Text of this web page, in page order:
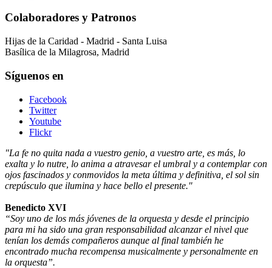
Colaboradores y Patronos
Hijas de la Caridad - Madrid - Santa Luisa
Basílica de la Milagrosa, Madrid
Síguenos en
Facebook
Twitter
Youtube
Flickr
"La fe no quita nada a vuestro genio, a vuestro arte, es más, lo
exalta y lo nutre, lo anima a atravesar el umbral y a contemplar con
ojos fascinados y conmovidos la meta última y definitiva, el sol sin
crepúsculo que ilumina y hace bello el presente."
Benedicto XVI
“Soy uno de los más jóvenes de la orquesta y desde el principio
para mi ha sido una gran responsabilidad alcanzar el nivel que
tenían los demás compañeros aunque al final también he
encontrado mucha recompensa musicalmente y personalmente en
la orquesta”.